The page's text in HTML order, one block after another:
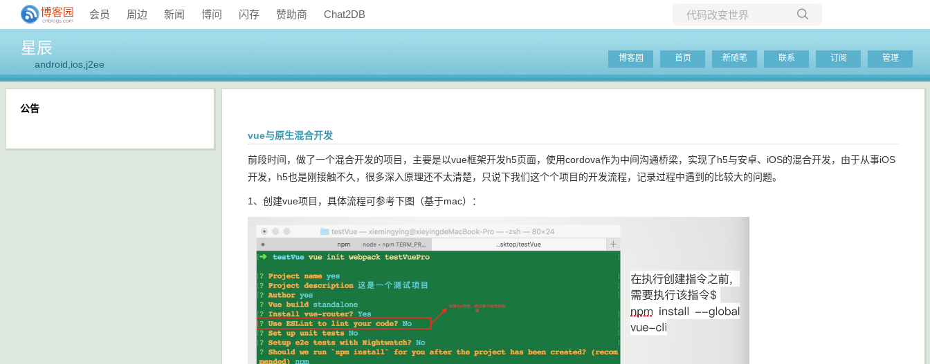
会员 周边 新闻 博问 闪存 赞助商 Chat2DB
当前博客
星辰
android,ios,j2ee
博客园 首页 新随笔 联系 订阅 管理
vue与原生混合开发
前段时间，做了一个混合开发的项目，主要是以vue框架开发h5页面，使用cordova作为中间沟通桥梁，实现了h5与安卓、iOS的混合开发，由于从事iOS
开发，h5也是刚接触不久，很多深入原理还不太清楚，只说下我们这个个项目的开发流程，记录过程中遇到的比较大的问题。
1、创建vue项目，具体流程可参考下图（基于mac）：
公告